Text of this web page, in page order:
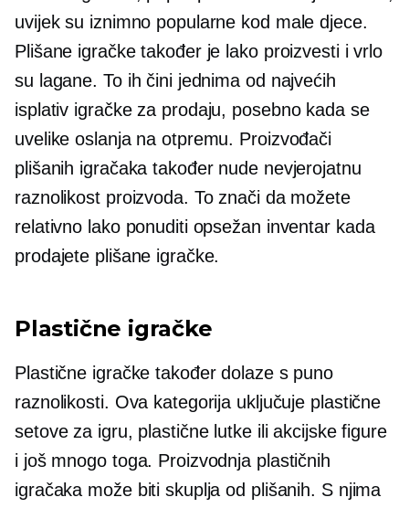
uvijek su iznimno popularne kod male djece.
Plišane igračke također je lako proizvesti i vrlo
su lagane. To ih čini jednima od najvećih
isplativ igračke za prodaju, posebno kada se
uvelike oslanja na otpremu. Proizvođači
plišanih igračaka također nude nevjerojatnu
raznolikost proizvoda. To znači da možete
relativno lako ponuditi opsežan inventar kada
prodajete plišane igračke.
Plastične igračke
Plastične igračke također dolaze s puno
raznolikosti. Ova kategorija uključuje plastične
setove za igru, plastične lutke ili akcijske figure
i još mnogo toga. Proizvodnja plastičnih
igračaka može biti skuplja od plišanih. S njima